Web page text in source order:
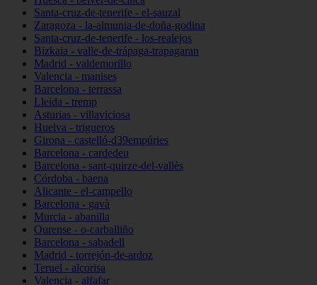
Santa-cruz-de-tenerife - el-sauzal
Zaragoza - la-almunia-de-doña-godina
Santa-cruz-de-tenerife - los-realejos
Bizkaia - valle-de-trápaga-trapagaran
Madrid - valdemorillo
Valencia - manises
Barcelona - terrassa
Lleida - tremp
Asturias - villaviciosa
Huelva - trigueros
Girona - castelló-d39empúries
Barcelona - cardedeu
Barcelona - sant-quirze-del-vallès
Córdoba - baena
Alicante - el-campello
Barcelona - gavà
Murcia - abanilla
Ourense - o-carballiño
Barcelona - sabadell
Madrid - torrejón-de-ardoz
Teruel - alcorisa
Valencia - alfafar